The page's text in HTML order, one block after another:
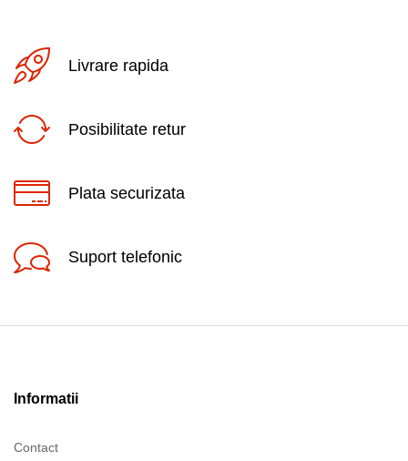
Livrare rapida
Posibilitate retur
Plata securizata
Suport telefonic
Informatii
Contact